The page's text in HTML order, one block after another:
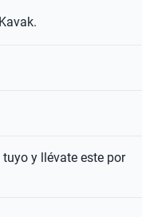
y llévate este por